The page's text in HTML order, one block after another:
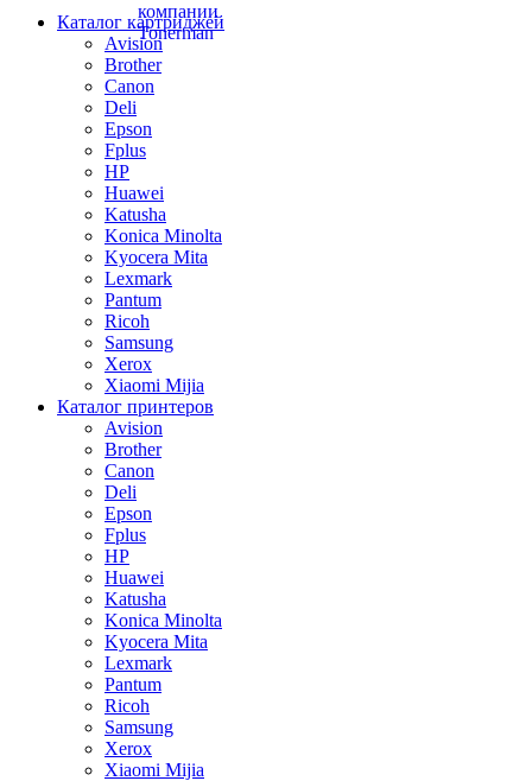
Каталог картриджей
Avision
Brother
Canon
Deli
Epson
Fplus
HP
Huawei
Katusha
Konica Minolta
Kyocera Mita
Lexmark
Pantum
Ricoh
Samsung
Xerox
Xiaomi Mijia
Каталог принтеров
Avision
Brother
Canon
Deli
Epson
Fplus
HP
Huawei
Katusha
Konica Minolta
Kyocera Mita
Lexmark
Pantum
Ricoh
Samsung
Xerox
Xiaomi Mijia